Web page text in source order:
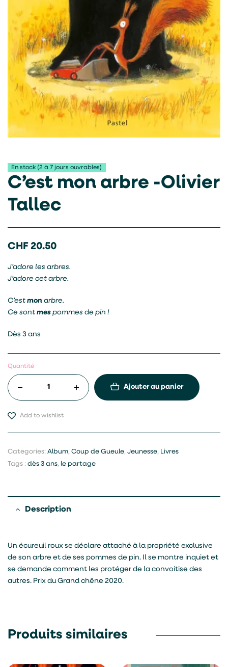
En stock (2 à 7 jours ouvrables)
C’est mon arbre -Olivier
Tallec
CHF 20.50
J’adore les arbres.
J’adore cet arbre.
C’est mon arbre.
Ce sont mes pommes de pin !
Dès 3 ans
Quantité
Ajouter au panier
Add to wishlist
Categories: Album, Coup de Gueule, Jeunesse, Livres
Tags : dès 3 ans, le partage
Description
Un écureuil roux se déclare attaché à la propriété exclusive
de son arbre et de ses pommes de pin. Il se montre inquiet et
se demande comment les protéger de la convoitise des
autres. Prix du Grand chêne 2020.
Produits similaires